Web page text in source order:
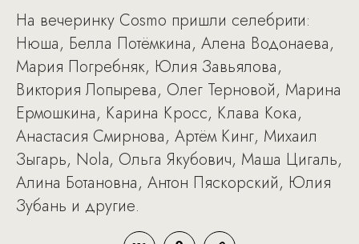
На вечеринку Cosmo пришли селебрити:
Нюша, Белла Потёмкина, Алена Водонаева,
Мария Погребняк, Юлия Завьялова,
Виктория Лопырева, Олег Терновой, Марина
Ермошкина, Карина Кросс, Клава Кока,
Анастасия Смирнова, Артём Кинг, Михаил
Зыгарь, Nola, Ольга Якубович, Маша Цигаль,
Алина Ботановна, Антон Пяскорский, Юлия
Зубань и другие.